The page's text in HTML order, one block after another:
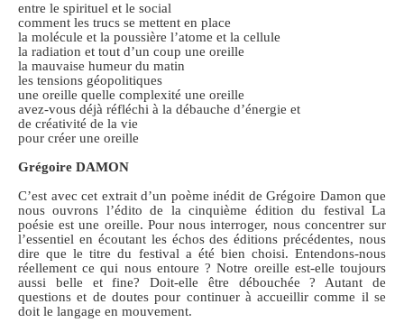
entre le spirituel et le social
comment les trucs se mettent en place
la molécule et la poussière l’atome et la cellule
la radiation et tout d’un coup une oreille
la mauvaise humeur du matin
les tensions géopolitiques
une oreille quelle complexité une oreille
avez-vous déjà réfléchi à la débauche d’énergie et
de créativité de la vie
pour créer une oreille
Grégoire DAMON
C’est avec cet extrait d’un poème inédit de Grégoire Damon que
nous ouvrons l’édito de la cinquième édition du festival La
poésie est une oreille. Pour nous interroger, nous concentrer sur
l’essentiel en écoutant les échos des éditions précédentes, nous
dire que le titre du festival a été bien choisi. Entendons-nous
réellement ce qui nous entoure ? Notre oreille est-elle toujours
aussi belle et fine? Doit-elle être débouchée ? Autant de
questions et de doutes pour continuer à accueillir comme il se
doit le langage en mouvement.